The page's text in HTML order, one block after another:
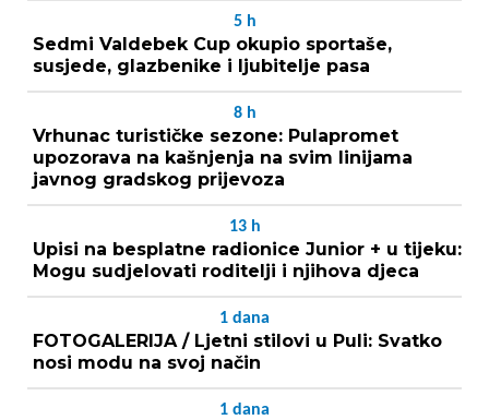
5 h
Sedmi Valdebek Cup okupio sportaše,
susjede, glazbenike i ljubitelje pasa
8 h
Vrhunac turističke sezone: Pulapromet
upozorava na kašnjenja na svim linijama
javnog gradskog prijevoza
13 h
Upisi na besplatne radionice Junior + u tijeku:
Mogu sudjelovati roditelji i njihova djeca
1 dana
FOTOGALERIJA / Ljetni stilovi u Puli: Svatko
nosi modu na svoj način
1 dana